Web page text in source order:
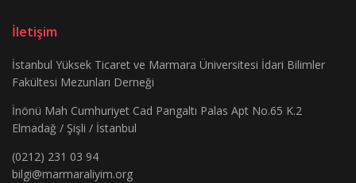
İletişim
İstanbul Yüksek Ticaret ve Marmara Üniversitesi İdari Bilimler
Fakültesi Mezunları Derneği
İnönü Mah Cumhuriyet Cad Pangaltı Palas Apt No.65 K.2
Elmadağ / Şişli / İstanbul
(0212) 231 03 94
bilgi@marmaraliyim.org